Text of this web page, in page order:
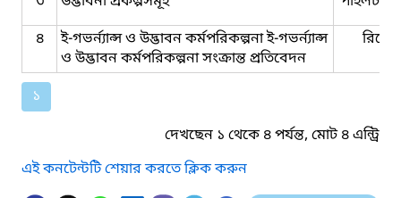
৪
ই-গভর্ন্যান্স ও উদ্ভাবন কর্মপরিকল্পনা ই-গভর্ন্যান্স
ও উদ্ভাবন কর্মপরিকল্পনা সংক্রান্ত প্রতিবেদন
রিপোর্ট
১
দেখছেন ১ থেকে ৪ পর্যন্ত, মোট ৪ এন্ট্রি
এই কনটেন্টটি শেয়ার করতে ক্লিক করুন